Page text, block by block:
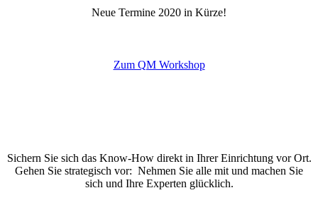
Neue Termine 2020 in Kürze!
Zum QM Workshop
Sichern Sie sich das Know-How direkt in Ihrer Einrichtung vor Ort.
Gehen Sie strategisch vor: Nehmen Sie alle mit und machen Sie
sich und Ihre Experten glücklich.